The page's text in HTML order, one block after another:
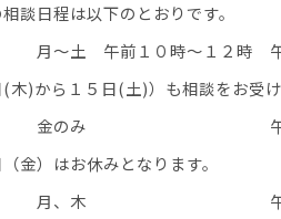
談日程は以下のとおりです。
月～土 午前１０時～１２時 午
)から１５日(土)）も相談をお受け
ター】 金のみ 午後
）はお休みとなります。
ター】 月、木 午後